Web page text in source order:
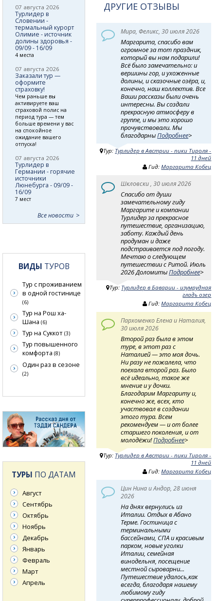
ДРУГИЕ ОТЗЫВЫ
Мира, Феликс, 30 июля 2026
Маргарита, спасибо вам
огромное за тот праздник,
который вы нам подарили!
Всё было замечательно: и
вершины гор, и ухоженные
долины, и сказочные озёра, и,
конечно, наш коллектив. Все
Ваши рассказы были очень
интересны. Вы создали
прекрасную атмосферу в
группе, и мы это хорошо
прочувствовали. Мы
благодарныПодробнее>
Тур: Турлидер в Австрии - пики Тироля -
11 дней
Гид:Маргарита Кобец
Шкловски , 30 июля 2026
Спасибо от души
замечательному гиду
Маргарите и компании
Турлидер за прекрасное
путешествие, организацию,
заботу. Каждый день
продуман и даже
подстраивается под погоду.
Мечтаю о следующем
путешествии с Ритой. Июль
2026 ДоломитыПодробнее>
Тур: Турлидер в Баварии - изумрудная
гладь озер
Гид:Маргарита Кобец
Пархоменко Елена и Наталия,
30 июля 2026
Второй раз была в этом
туре, в этот раз с
Наталией — это моя дочь.
Ни разу не пожалела, что
поехала второй раз. Было
всё идеально, такое же
мнение и у дочки.
Благодарим Маргариту и,
конечно же, всех, кто
участвовал в создании
этого тура. Всем
рекомендуем — и от более
старшего поколения, и от
молодёжи!Подробнее>
Тур: Турлидер в Австрии - пики Тироля -
11 дней
Гид:Маргарита Кобец
Цин Нина и Андор, 28 июня
2026
На днях вернулись из
Италии. Отдых в Абано
Терме. Гостиница с
терминальными
бассейнами, СПА и красивым
парком, новые уголки
Италии, семейная
винодельня, посещение
местной сыроварни...
Путешествие удалось,как
всегда, благодаря нашему
любимому гиду
07 августа 2026
Турлидер в
Словении -
термальный курорт
Олимие - источник
долины здоровья -
09/09 - 16/09
4 места
07 августа 2026
Заказали тур —
оформите
страховку!
Чем раньше вы
активируете ваш
страховой полис на
период тура — тем
больше времени у вас
на спокойное
ожидание вашего
отпуска!
07 августа 2026
Турлидер в
Германии - горячие
источники
Люнебурга - 09/09 -
16/09
7 мест
Все новости
ВИДЫ ТУРОВ
Тур с проживанием
в одной гостинице
(6)
Тур на Рош ха-
Шана (6)
Тур на Суккот (3)
Тур повышенного
комфорта (8)
Один раз в сезоне
(2)
ТУРЫ ПО ДАТАМ
Август
Сентябрь
Октябрь
Ноябрь
Декабрь
Январь
Февраль
Март
Апрель